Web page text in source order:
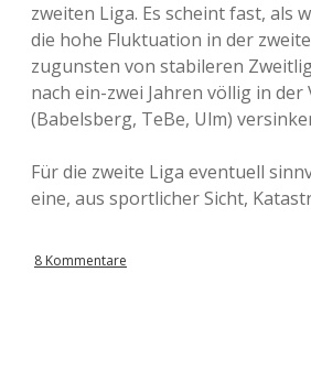
zweiten Liga. Es scheint fast, als
die hohe Fluktuation in der
zugunsten von stabileren
nach ein-zwei Jahren völlig in
(Babelsberg, TeBe, Ulm)
Für die zweite Liga eventuell
eine, aus sportlicher Sicht,
8 Kommentare